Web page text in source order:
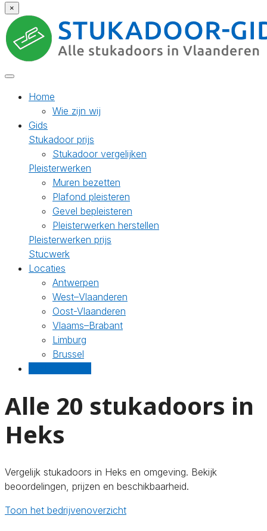
×
Home
Wie zijn wij
Gids
Stukadoor prijs
Stukadoor vergelijken
Pleisterwerken
Muren bezetten
Plafond pleisteren
Gevel bepleisteren
Pleisterwerken herstellen
Pleisterwerken prijs
Stucwerk
Locaties
Antwerpen
West–Vlaanderen
Oost-Vlaanderen
Vlaams–Brabant
Limburg
Brussel
Alle 20 stukadoors in
Heks
Vergelijk stukadoors in Heks en omgeving. Bekijk
beoordelingen, prijzen en beschikbaarheid.
Toon het bedrijvenoverzicht